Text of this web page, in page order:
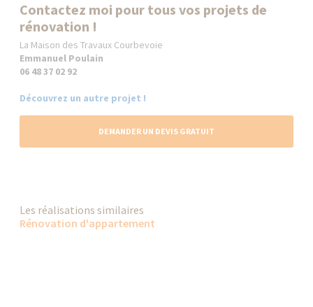
Contactez moi pour tous vos projets de
rénovation !
La Maison des Travaux Courbevoie
Emmanuel Poulain
06 48 37 02 92
Découvrez un autre projet !
DEMANDER UN DEVIS GRATUIT
Les réalisations similaires
Rénovation d'appartement